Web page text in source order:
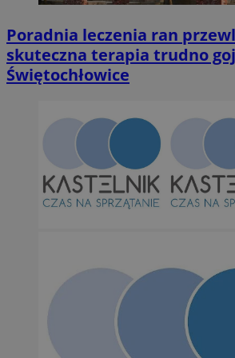
Poradnia leczenia ran
skuteczna terapia trudno
Świętochłowice
suid
INGRESSCOOKIE
m-